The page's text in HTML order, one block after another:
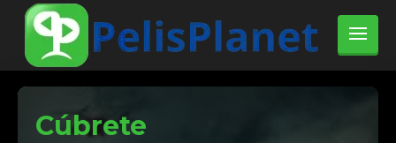
Cúbrete